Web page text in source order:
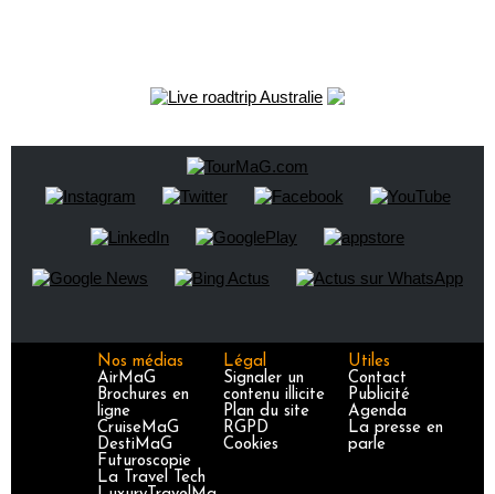
Nos médias
AirMaG
Brochures en
ligne
CruiseMaG
DestiMaG
Futuroscopie
La Travel Tech
Légal
Signaler un
contenu illicite
Plan du site
RGPD
Cookies
Utiles
Contact
Publicité
Agenda
La presse en
parle